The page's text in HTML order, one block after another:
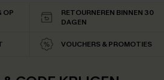
OP
RETOURNEREN BINNEN 30
DAGEN
VOUCHERS & PROMOTIES